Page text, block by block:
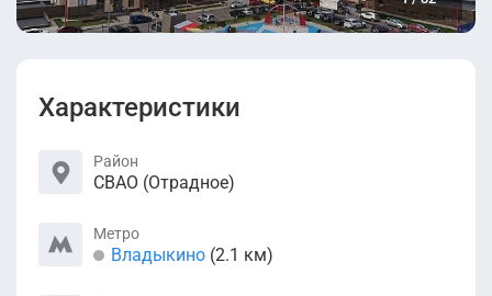
Характеристики
Район
СВАО (Отрадное)
Метро
Владыкино (2.1 км)